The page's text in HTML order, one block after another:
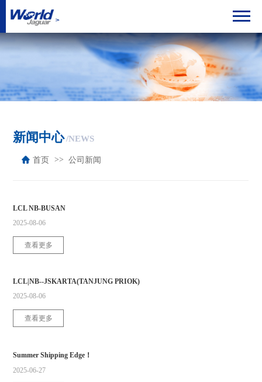
新闻中心/NEWS
首页 公司新闻
LCL NB-BUSAN
2025-08-06
查看更多
LCL|NB--JSKARTA(TANJUNG PRIOK)
2025-08-06
查看更多
Summer Shipping Edge！
2025-06-27